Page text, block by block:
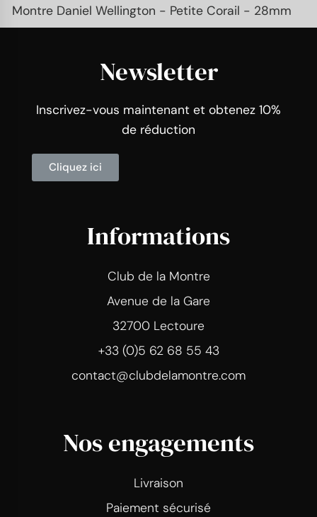
Montre Daniel Wellington - Petite Corail - 28mm
Newsletter
Inscrivez-vous maintenant et obtenez 10%
de réduction
Cliquez ici
Informations
Club de la Montre
Avenue de la Gare
32700 Lectoure
+33 (0)5 62 68 55 43
contact@clubdelamontre.com
Nos engagements
Livraison
Paiement sécurisé